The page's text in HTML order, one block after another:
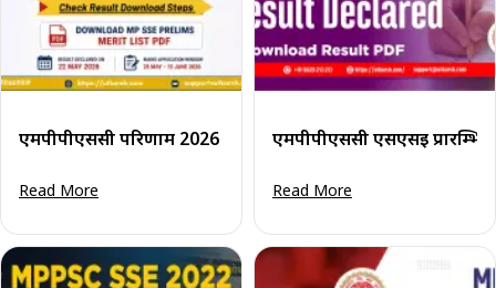
एमपीपीएससी परिणाम 2026 घोषित: एमपी एसएसई प्रारंभिक
Read More
एमपीपीएससी एसएसई
Read More